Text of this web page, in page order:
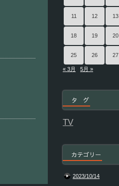
11 12 13
18 19 20
25 26 27
« 3月 5月 »
タ グ
TV
カテゴリー
2023/10/14